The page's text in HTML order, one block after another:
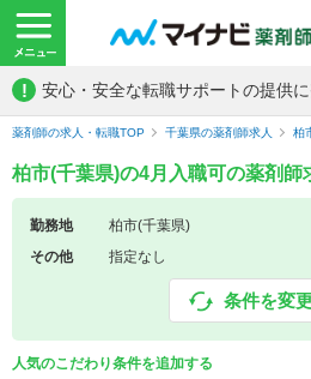
! 安心・安全な転職サポートの提供に
薬剤師の求人・転職TOP 千葉県の薬剤師求人 柏
柏市(千葉県)の4月入職可の薬剤師
勤務地
柏市(千葉県)
その他
指定なし
条件を変
人気のこだわり条件を追加する